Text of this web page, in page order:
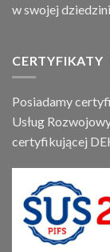
w swojej
CERTYFIKATY
Posiadamy
Usług
certyfikującej